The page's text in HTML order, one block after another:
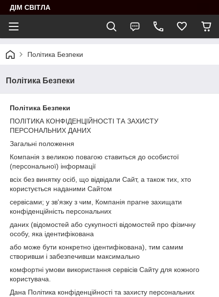
ДІМ СВІТЛА
Політика Безпеки
Політика Безпеки
Політика Безпеки
ПОЛІТИКА КОНФІДЕНЦІЙНОСТІ ТА ЗАХИСТУ
ПЕРСОНАЛЬНИХ ДАНИХ
Загальні положення
Компанія з великою повагою ставиться до особистої
(персональної) інформації
всіх без винятку осіб, що відвідали Сайт, а також тих, хто
користується наданими Сайтом
сервісами; у зв'язку з чим, Компанія прагне захищати
конфіденційність персональних
даних (відомостей або сукупності відомостей про фізичну
особу, яка ідентифікована
або може бути конкретно ідентифікована), тим самим
створивши і забезпечивши максимально
комфортні умови використання сервісів Сайту для кожного
користувача.
Дана Політика конфіденційності та захисту персональних